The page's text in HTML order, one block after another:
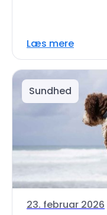
Læs mere
Sundhed
23. februar 2026